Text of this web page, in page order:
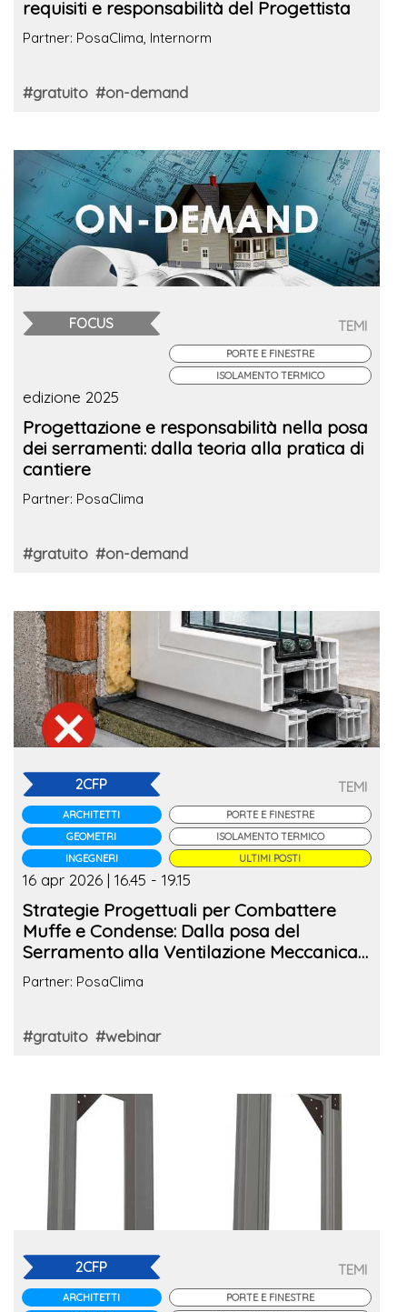
requisiti e responsabilità del Progettista
Partner: PosaClima, Internorm
#gratuito #on-demand
FOCUS TEMI
PORTE E FINESTRE
ISOLAMENTO TERMICO
edizione 2025
Progettazione e responsabilità nella posa
dei serramenti: dalla teoria alla pratica di
cantiere
Partner: PosaClima
#gratuito #on-demand
2CFP
ARCHITETTI
GEOMETRI
INGEGNERI
TEMI
PORTE E FINESTRE
ISOLAMENTO TERMICO
ULTIMI POSTI
16 apr 2026 | 16.45 - 19.15
Strategie Progettuali per Combattere
Muffe e Condense: Dalla posa del
Serramento alla Ventilazione Meccanica
Controllata
Partner: PosaClima
#gratuito #webinar
2CFP
ARCHITETTI
TEMI
PORTE E FINESTRE